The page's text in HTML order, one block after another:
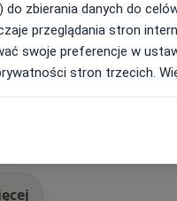
w wielu kursach cały
precyzja, połączenie
bezbolesność
na
do zbierania danych do
przeglądania stron
swoje preferencje w
stron trzecich.